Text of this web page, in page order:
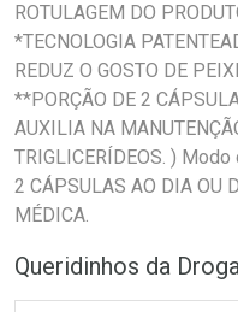
ROTULAGEM DO
*TECNOLOGIA
REDUZ O GOSTO DE
**PORÇÃO DE 2
AUXILIA NA
TRIGLICERÍDEOS. ) Modo
2 CÁPSULAS AO DIA OU
MÉDICA.
Queridinhos da